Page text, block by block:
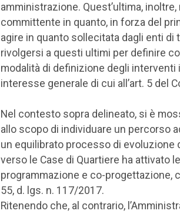
amministrazione. Quest’ultima,
committente in quanto, in forza del
agire in quanto sollecitata dagli enti
rivolgersi a questi ultimi per definire
modalità di definizione degli interventi
interesse generale di cui all’art. 5 del
Nel contesto sopra delineato, si è
allo scopo di individuare un percorso
un equilibrato processo di evoluzione
verso le Case di Quartiere ha attivato
programmazione e co-progettazione,
55, d. lgs. n. 117/2017.
Ritenendo che, al contrario,